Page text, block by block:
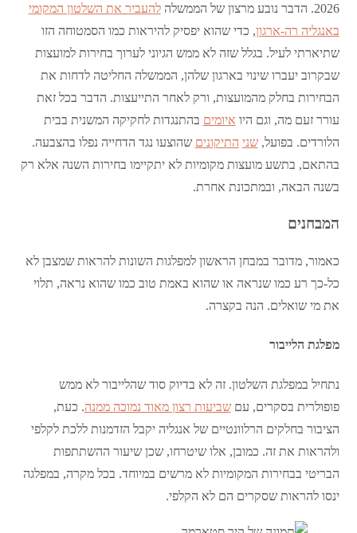
2026. הדבר נובע מרצון של הממשלה
להעביר את השלטון המקומי
באנגליה רה-ארגון, כדי שהוא יפסיק להיראות כמו הסמטוחה הזו
שתיארתי לעיל. בגלל שזה לא ממש הגיוני לערוך בחירות למועצות
שבקרוב יעברו שינוי בארגון שלהן, הממשלה החליטה לדחות את
הבחירות בחלק מהמועצות, ורק לאחר התייעצות. הדבר בכל זאת
עורר זעם מה, וגם היו איומים בהתנגדות לחקיקה המשנית בבית
הלורדים. בפועל,שני התיקונים שהוצעו נגד הדחייה נפלו בהצבעה.
בהתאם, בתשע מועצות מקומיות לא יתקיימו בחירות השנה אלא רק
בשנה הבאה, ובמתכונת אחרת.
המבחנים
כאמור, מדובר במבחן הראשון למפלגות השונות להראות שמצבן לא
כל-כך רע כמו שנראה או שהוא באמת טוב כמו שהוא נראה, תלוי
את מי שואלים. הנה בקצרה.
מפלגת הלייבור
נתחיל במפלגת השלטון. זה לא בדיוק סוד שהלייבור לא ממש
פופולרית בסקרים, עםשביעות רצון מאוד נמוכה ממנה. כעת,
הציבור בחלקים הרלוונטיים של אנגליה יקבל הזדמנות ללכת לקלפי
ולהראות את זה. כמובן, אלו שיטרחו, שכן שיעור ההשתתפות
הבריטי בבחירות המקומיות לא מרשים במיוחד. בכל מקרה, במפלגה
ינסו להראות שסקרים הם לא הקלפי.